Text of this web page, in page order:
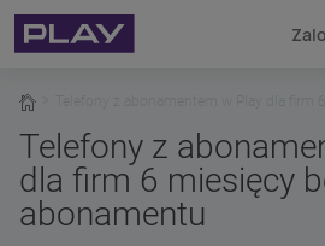
Telefony z
dla firm 6 miesięcy
abonamentu